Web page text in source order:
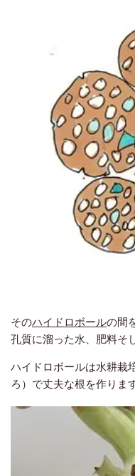
そのハイドロボールの間
孔質に溜った水、肥料そ
ハイドロボールは水耕栽
ろ）で丈夫な根を作ります